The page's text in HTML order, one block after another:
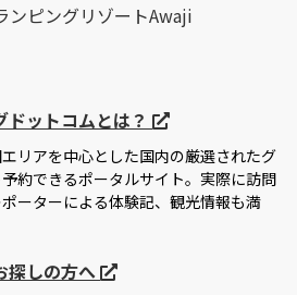
ンピングリゾートAwaji
ドットコムとは？
リアを中心とした国内の厳選されたグ
約できるポータルサイト。実際に訪問
ーターによる体験記、観光情報も満
探しの方へ